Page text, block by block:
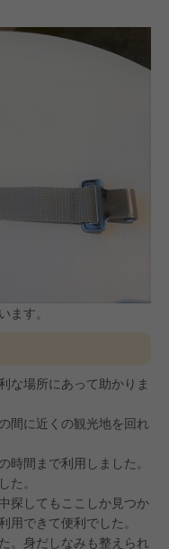
ます。
な場所にあって助かりま
間に近くの観光地を回れ
時間まで利用しました。
た。
探してもここしか見つか
用できて便利でした。
。身だしなみも整えられ